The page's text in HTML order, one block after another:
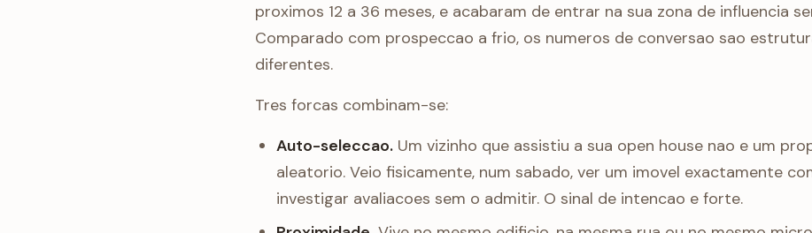
proximos 12 a 36 meses, e acabaram de entrar na sua zona de influencia
Comparado com prospeccao a frio, os numeros de conversao sao
diferentes.
Tres forcas combinam-se:
Auto-seleccao. Um vizinho que assistiu a sua open house nao e um
aleatorio. Veio fisicamente, num sabado, ver um imovel exactamente
investigar avaliacoes sem o admitir. O sinal de intencao e forte.